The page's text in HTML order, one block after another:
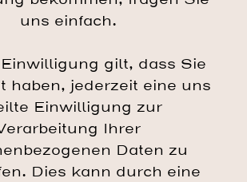
uns einfach.
gilt, dass Sie
haben, jederzeit eine uns
Einwilligung zur
Ihrer
Daten zu
Dies kann durch eine